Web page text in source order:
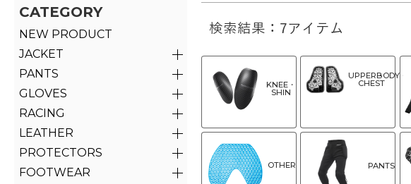
CATEGORY
NEW PRODUCT
JACKET
PANTS
GLOVES
RACING
LEATHER
PROTECTORS
FOOTWEAR
検索結果：7アイテム
KNEE・
SHIN
UPPERBODY・
CHEST
OTHER PANTS